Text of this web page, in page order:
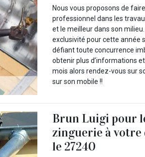
Nous vous proposons de
professionnel dans les
et le meilleur dans son
exclusivité pour cette année
défiant toute concurrence
obtenir plus d’informations
mois alors rendez-vous sur
sur son mobile !!
Brun Luigi pour
zinguerie à votre
le 27240